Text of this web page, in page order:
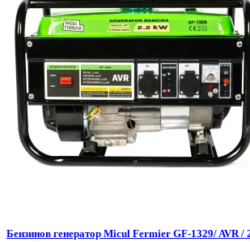
Бензинов генератор Micul Fermier GF-1329/ AVR /